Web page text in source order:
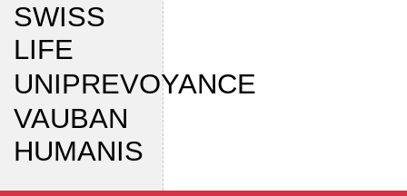
SWISS
LIFE
UNIPREVOYANCE
VAUBAN
HUMANIS